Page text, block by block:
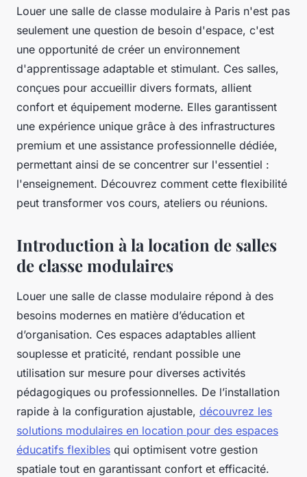
Louer une salle de classe modulaire à Paris n'est pas
seulement une question de besoin d'espace, c'est
une opportunité de créer un environnement
d'apprentissage adaptable et stimulant. Ces salles,
conçues pour accueillir divers formats, allient
confort et équipement moderne. Elles garantissent
une expérience unique grâce à des infrastructures
premium et une assistance professionnelle dédiée,
permettant ainsi de se concentrer sur l'essentiel :
l'enseignement. Découvrez comment cette flexibilité
peut transformer vos cours, ateliers ou réunions.
Introduction à la location de salles
de classe modulaires
Louer une salle de classe modulaire répond à des
besoins modernes en matière d’éducation et
d’organisation. Ces espaces adaptables allient
souplesse et praticité, rendant possible une
utilisation sur mesure pour diverses activités
pédagogiques ou professionnelles. De l’installation
rapide à la configuration ajustable, découvrez les
solutions modulaires en location pour des espaces
éducatifs flexibles qui optimisent votre gestion
spatiale tout en garantissant confort et efficacité.